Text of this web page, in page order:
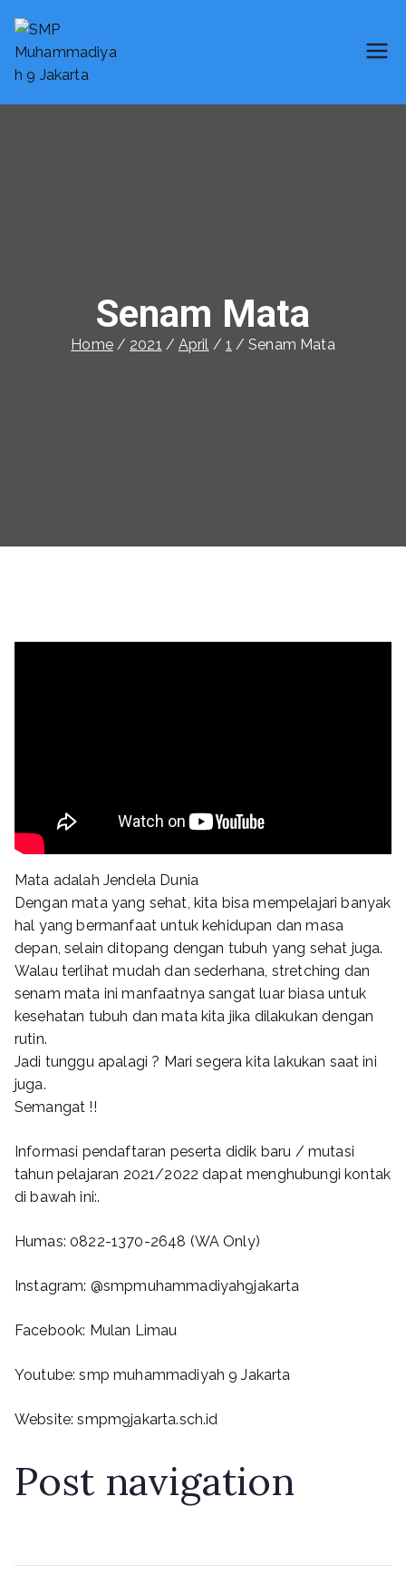
SMP Muhammadiyah 9 Jakarta
Senam Mata
Home 2021 April 1 Senam Mata
Mata adalah Jendela Dunia
Dengan mata yang sehat, kita bisa mempelajari banyak
hal yang bermanfaat untuk kehidupan dan masa
depan, selain ditopang dengan tubuh yang sehat juga.
Walau terlihat mudah dan sederhana, stretching dan
senam mata ini manfaatnya sangat luar biasa untuk
kesehatan tubuh dan mata kita jika dilakukan dengan
rutin.
Jadi tunggu apalagi ? Mari segera kita lakukan saat ini
juga.
Semangat !!
Informasi pendaftaran peserta didik baru / mutasi
tahun pelajaran 2021/2022 dapat menghubungi kontak
di bawah ini:.
Humas: 0822-1370-2648 (WA Only)
Instagram: @smpmuhammadiyah9jakarta
Facebook: Mulan Limau
Youtube: smp muhammadiyah 9 Jakarta
Website: smpm9jakarta.sch.id
Post navigation